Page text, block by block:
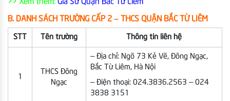
>> Xem thêm: Gia Sư Quận Bắc Từ Liêm
B. DANH SÁCH TRƯỜNG CẤP 2 – THCS QUẬN BẮC TỪ LIÊM
STT Tên trường Thông tin liên hệ
THCS Đông
Ngạc
– Địa chỉ: Ngõ 73 Kẻ Vẽ, Đông Ngạc,
Bắc Từ Liêm, Hà Nội
– Điện thoại: 024.3836.2563 – 024
3838 3151